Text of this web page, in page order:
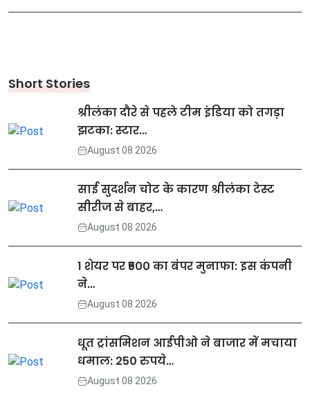
ने बहन श्रेष्ठा को दी थी ये
Short Stories
श्रीलंका दौरे से पहले टीम इंडिया को तगड़ा
झटका: स्टार…
August 08 2026
साई सुदर्शन चोट के कारण श्रीलंका टेस्ट
सीरीज से बाहर,…
August 08 2026
1 शेयर पर ₹500 का बंपर मुनाफा: इस कंपनी
ने…
August 08 2026
धूत ट्रांसमिशन आईपीओ ने बाजार में मचाया
धमाल: 250 रुपये…
August 08 2026